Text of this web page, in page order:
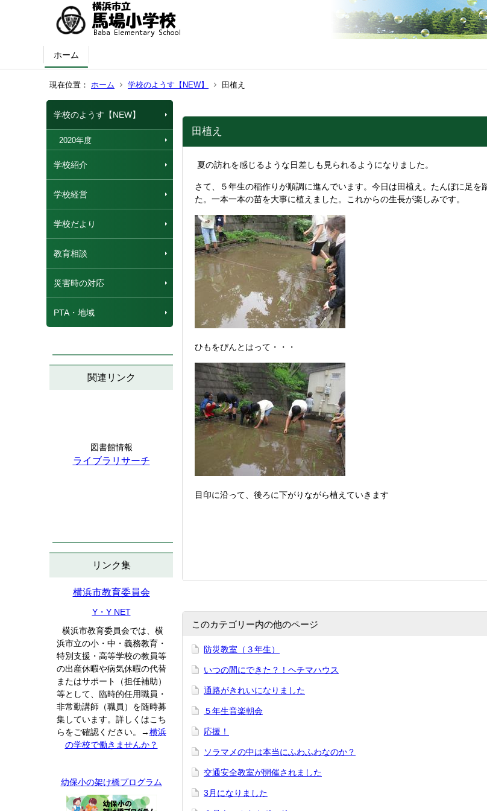
ホーム
現在位置： ホーム 学校のようす【NEW】 田植え
学校のようす【NEW】
2020年度
学校紹介
学校経営
学校だより
教育相談
災害時の対応
PTA・地域
関連リンク
図書館情報
ライブラリサーチ
リンク集
横浜市教育委員会
Y・Y NET
横浜市教育委員会では、横
浜市立の小・中・義務教育・
特別支援・高等学校の教員等
の出産休暇や病気休暇の代替
またはサポート（担任補助）
等として、臨時的任用職員・
非常勤講師（職員）を随時募
集しています。詳しくはこち
らをご確認ください。→横浜
の学校で働きませんか？
幼保小の架け橋プログラム
田植え
夏の訪れを感じるような日差しも見られるようになりました。
さて、５年生の稲作りが順調に進んでいます。今日は田植え。たんぼに足
た。一本一本の苗を大事に植えました。これからの生長が楽しみです。
ひもをぴんとはって・・・
目印に沿って、後ろに下がりながら植えていきます
このカテゴリー内の他のページ
防災教室（３年生）
いつの間にできた？！ヘチマハウス
通路がきれいになりました
５年生音楽朝会
応援！
ソラマメの中は本当にふわふわなのか？
交通安全教室が開催されました
3月になりました